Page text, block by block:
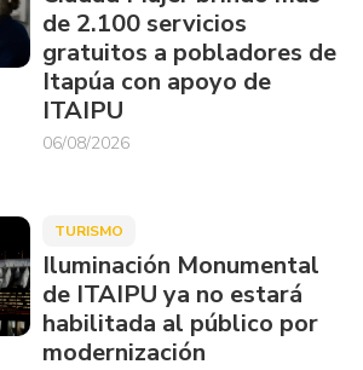
de 2.100 servicios
gratuitos a pobladores de
Itapúa con apoyo de
ITAIPU
06/08/2026
TURISMO
Iluminación Monumental
de ITAIPU ya no estará
habilitada al público por
modernización